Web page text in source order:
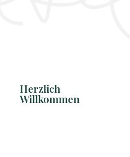
Herzlich
Willkommen